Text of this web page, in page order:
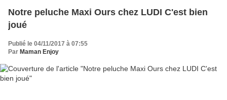
Notre peluche Maxi Ours chez LUDI C'est bien
joué
Publié le 04/11/2017 à 07:55
Par Maman Enjoy